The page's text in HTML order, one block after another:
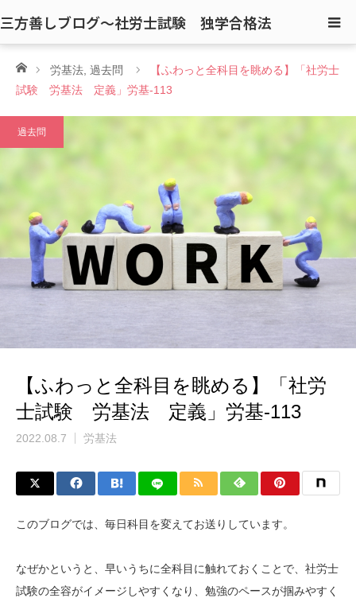
三方善しブログ〜社労士試験 独学合格法
ホーム労基法 過去問
【ふわっと全科目を眺める】「社労士
試験 労基法 定義」労基-113
過去問
【ふわっと全科目を眺める】「社労
士試験 労基法 定義」労基-113
2022.08.7 労基法
このブログでは、毎日科目を変えてお送りしています。
なぜかというと、早いうちに全科目に触れておくことで、社労士
試験の全容がイメージしやすくなり、勉強のペースが掴みやすく